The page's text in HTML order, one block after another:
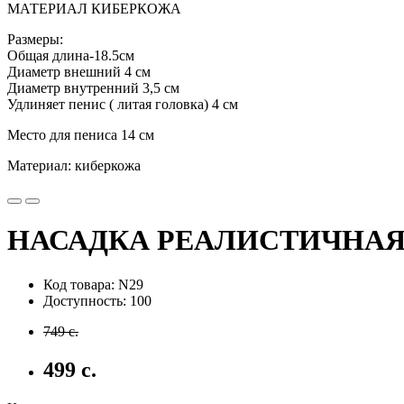
МАТЕРИАЛ КИБЕРКОЖА
Размеры:
Общая длина-18.5см
Диаметр внешний 4 см
Диаметр внутренний 3,5 см
Удлиняет пенис ( литая головка) 4 см
Место для пениса 14 см
Материал: киберкожа
НАСАДКА РЕАЛИСТИЧНАЯ
Код товара: N29
Доступность: 100
749 с.
499 с.